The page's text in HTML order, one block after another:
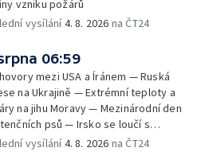
tábor
vzniku požárů
vysílání4. 8. 2026 na ČT24
06:59
mezi USA a Íránem — Ruská
na Ukrajině — Extrémní teploty a
na jihu Moravy — Mezinárodní den
psů — Irsko se loučí s
Glenem Hansardem
vysílání4. 8. 2026 na ČT24